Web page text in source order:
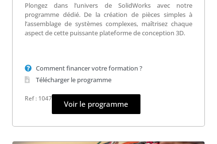
Plongez dans l’univers de SolidWorks avec notre
programme dédié. De la création de pièces simples à
l’assemblage de systèmes complexes, maîtrisez chaque
aspect de cette puissante plateforme de conception 3D.
Comment financer votre formation ?
Télécharger le programme
Ref : 1047
Voir le programme